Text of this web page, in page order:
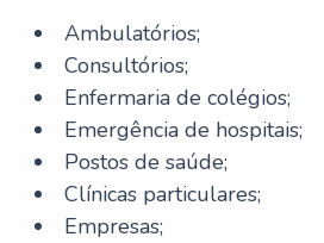
Ambulatórios;
Consultórios;
Enfermaria de colégios;
Emergência de hospitais;
Postos de saúde;
Clínicas particulares;
Empresas;